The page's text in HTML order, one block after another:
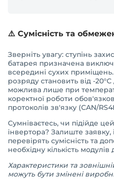
⚠️ Сумісність та
Зверніть увагу: ступінь
батарея призначена
всередині сухих
розряду становить від -
можлива лише при
коректної роботи
протоколів зв'язку (CAN/
Сумніваєтесь, чи підійде
інвертора? Залиште заявку,
перевірять сумісність та
необхідну кількість
Характеристики та
можуть бути змінені